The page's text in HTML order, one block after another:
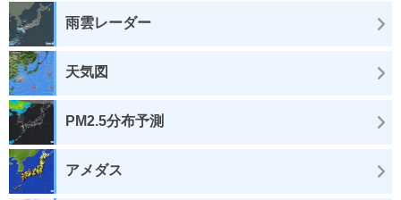
雨雲レーダー
天気図
PM2.5分布予測
アメダス